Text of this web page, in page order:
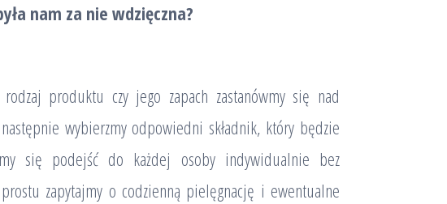
nam za nie wdzięczna?
produktu czy jego zapach zastanówmy się nad
wybierzmy odpowiedni składnik, który będzie
się podejść do każdej osoby indywidualnie bez
zapytajmy o codzienną pielęgnację i ewentualne